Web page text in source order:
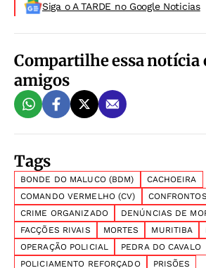
Siga o A TARDE no Google Noticias
Compartilhe essa notícia
amigos
Tags
BONDE DO MALUCO (BDM)
CACHOEIRA
COMANDO VERMELHO (CV)
CONFRONTOS
CRIME ORGANIZADO
DENÚNCIAS DE
FACÇÕES RIVAIS
MORTES MURITIBA
OPERAÇÃO POLICIAL
PEDRA DO CAVALO
POLICIAMENTO REFORÇADO
PRISÕES